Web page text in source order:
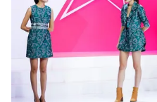
Sản phẩm
Thị trường
Tư vấn
Lịch phát sóng
Chuyên mục khác